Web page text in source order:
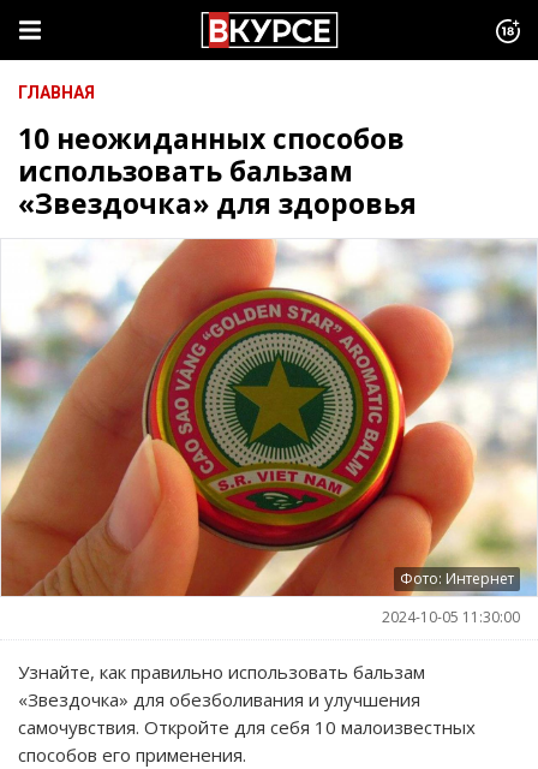
ГЛАВНАЯ
10 неожиданных способов
использовать бальзам
«Звездочка» для здоровья
Фото: Интернет
2024-10-05 11:30:00
Узнайте, как правильно использовать бальзам
«Звездочка» для обезболивания и улучшения
самочувствия. Откройте для себя 10 малоизвестных
способов его применения.